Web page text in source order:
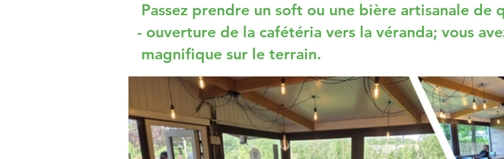
Passez prendre un soft ou une bière artisanale de
- ouverture de la cafétéria vers la véranda; vous
magnifique sur le terrain.